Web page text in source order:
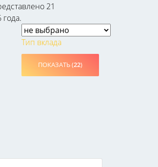
21
Тип вклада
ПОКАЗАТЬ (22)